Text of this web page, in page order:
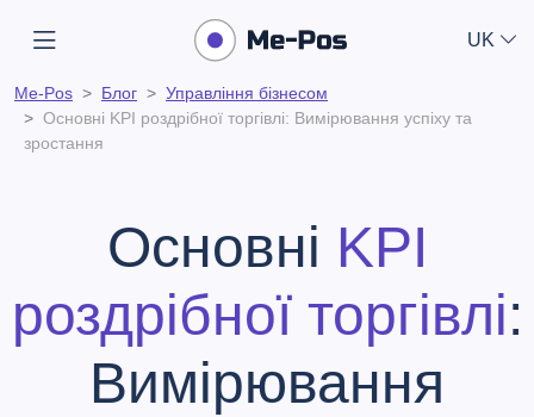
UK
Me-Pos Блог
Управління бізнесом
Основні KPI роздрібної торгівлі: Вимірювання успіху та
зростання
Основні KPI
роздрібної торгівлі:
Вимірювання